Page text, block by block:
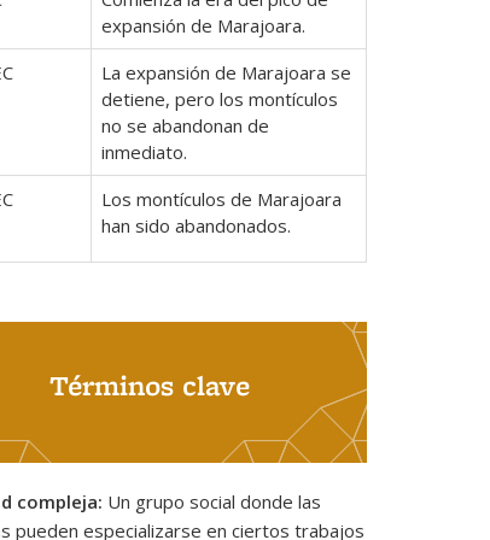
expansión de Marajoara.
La expansión de Marajoara se
detiene, pero los montículos
no se abandonan de
inmediato.
Los montículos de Marajoara
han sido abandonados.
Términos clave
compleja: Un grupo social donde las
pueden especializarse en ciertos trabajos